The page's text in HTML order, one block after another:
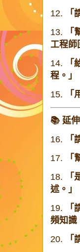
12.
13.
工程師
14.
程。」
15.
📚 延
16.
17.
18.
述。」
19.
頻知識
20.